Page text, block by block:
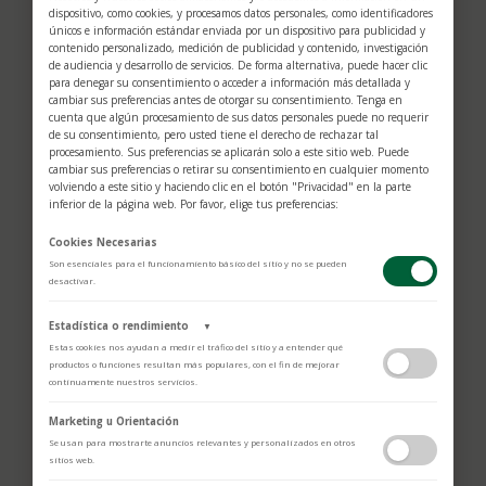
permiten controlar con seguridad y
precisión el tiempo de inmersión y las
paradas de descompresión.
Manufacturado por Rolex a partir de una
cerámica dura y resistente a la corrosión,
el disco de bisel Cerachrom es
prácticamente imposible de rayar. La
garantiza una legibilidad óptima, sin
importar el grado de oscuridad del
entorno. El canto estriado del bisel ha
sido diseñado cuidadosamente con el fin
de ofrecer un excelente agarre bajo el
dispositivo, como cookies, y procesamos datos personales, como identificadores
únicos e información estándar enviada por un dispositivo para publicidad y
contenido personalizado, medición de publicidad y contenido, investigación
de audiencia y desarrollo de servicios. De forma alternativa, puede hacer clic
para denegar su consentimiento o acceder a información más detallada y
cambiar sus preferencias antes de otorgar su consentimiento. Tenga en
cuenta que algún procesamiento de sus datos personales puede no requerir
de su consentimiento, pero usted tiene el derecho de rechazar tal
procesamiento. Sus preferencias se aplicarán solo a este sitio web. Puede
cambiar sus preferencias o retirar su consentimiento en cualquier momento
volviendo a este sitio y haciendo clic en el botón "Privacidad" en la parte
inferior de la página web. Por favor, elige tus preferencias:
Cookies Necesarias
Son esenciales para el funcionamiento básico del sitio y no se pueden
desactivar.
Estadística o rendimiento
▼
Estas cookies nos ayudan a medir el tráfico del sitio y a entender qué
productos o funciones resultan más populares, con el fin de mejorar
continuamente nuestros servicios.
Adobe Analytics
Utilizamos Adobe Analytics para recopilar datos de uso anónimos, lo que
nos permite analizar el rendimiento de nuestro contenido y las
Marketing u Orientación
Se usan para mostrarte anuncios relevantes y personalizados en otros
sitios web.